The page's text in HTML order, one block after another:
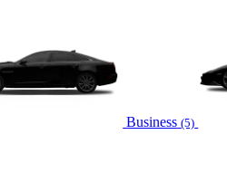
Business (5)